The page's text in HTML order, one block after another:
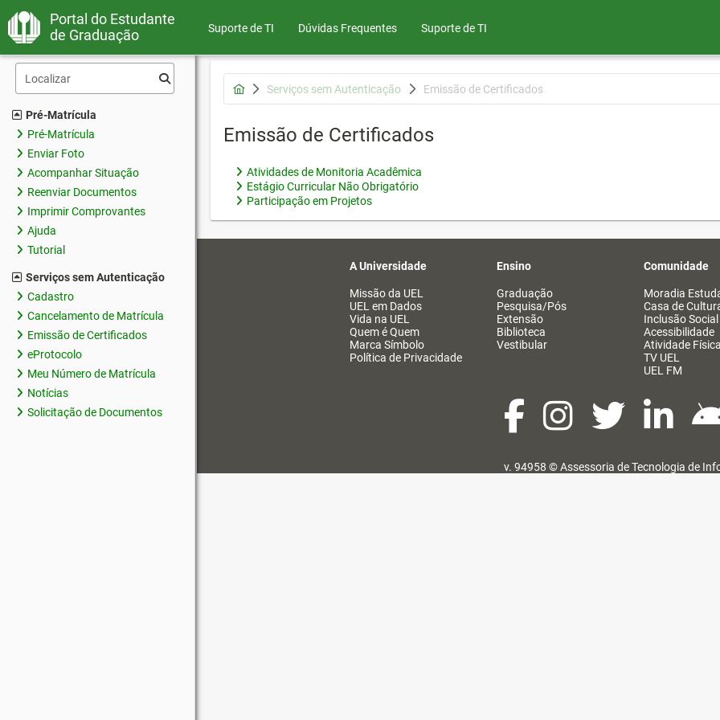
Portal do Estudante
de Graduação
Suporte de TI Dúvidas Frequentes Suporte de TI
Pré-Matrícula
Pré-Matrícula
Enviar Foto
Acompanhar Situação
Reenviar Documentos
Imprimir Comprovantes
Ajuda
Tutorial
Serviços sem Autenticação
Cadastro
Cancelamento de Matrícula
Emissão de Certificados
eProtocolo
Meu Número de Matrícula
Notícias
Solicitação de Documentos
Serviços sem Autenticação Emissão de Certificados
Emissão de Certificados
Atividades de Monitoria Acadêmica
Estágio Curricular Não Obrigatório
Participação em Projetos
A Universidade
Missão da UEL
UEL em Dados
Vida na UEL
Quem é Quem
Marca Símbolo
Política de Privacidade
Ensino
Graduação
Pesquisa/Pós
Extensão
Biblioteca
Vestibular
Comunidade
Moradia
Casa de
Inclusão Social
Acessibilidade
Atividade Física
TV UEL
UEL FM
v. 94958 ©Assessoria de Tecnologia de